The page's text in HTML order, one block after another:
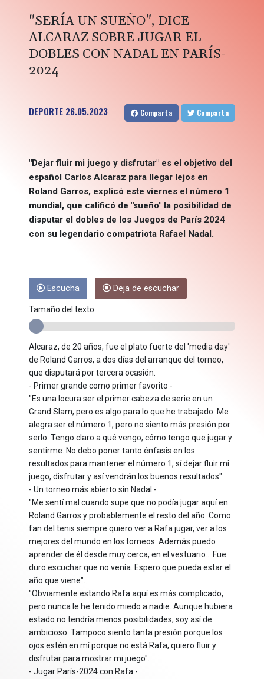
"SERÍA UN SUEÑO", DICE
ALCARAZ SOBRE JUGAR EL
DOBLES CON NADAL EN PARÍS-
2024
DEPORTE 26.05.2023 Comparta Comparta
"Dejar fluir mi juego y disfrutar" es el objetivo del
español Carlos Alcaraz para llegar lejos en
Roland Garros, explicó este viernes el número 1
mundial, que calificó de "sueño" la posibilidad de
disputar el dobles de los Juegos de París 2024
con su legendario compatriota Rafael Nadal.
Escucha Deja de escuchar
Tamaño del texto:
Alcaraz, de 20 años, fue el plato fuerte del 'media day'
de Roland Garros, a dos días del arranque del torneo,
que disputará por tercera ocasión.
- Primer grande como primer favorito -
"Es una locura ser el primer cabeza de serie en un
Grand Slam, pero es algo para lo que he trabajado. Me
alegra ser el número 1, pero no siento más presión por
serlo. Tengo claro a qué vengo, cómo tengo que jugar y
sentirme. No debo poner tanto énfasis en los
resultados para mantener el número 1, sí dejar fluir mi
juego, disfrutar y así vendrán los buenos resultados".
- Un torneo más abierto sin Nadal -
"Me sentí mal cuando supe que no podía jugar aquí en
Roland Garros y probablemente el resto del año. Como
fan del tenis siempre quiero ver a Rafa jugar, ver a los
mejores del mundo en los torneos. Además puedo
aprender de él desde muy cerca, en el vestuario... Fue
duro escuchar que no venía. Espero que pueda estar el
año que viene".
"Obviamente estando Rafa aquí es más complicado,
pero nunca le he tenido miedo a nadie. Aunque hubiera
estado no tendría menos posibilidades, soy así de
ambicioso. Tampoco siento tanta presión porque los
ojos estén en mí porque no está Rafa, quiero fluir y
disfrutar para mostrar mi juego".
- Jugar París-2024 con Rafa -